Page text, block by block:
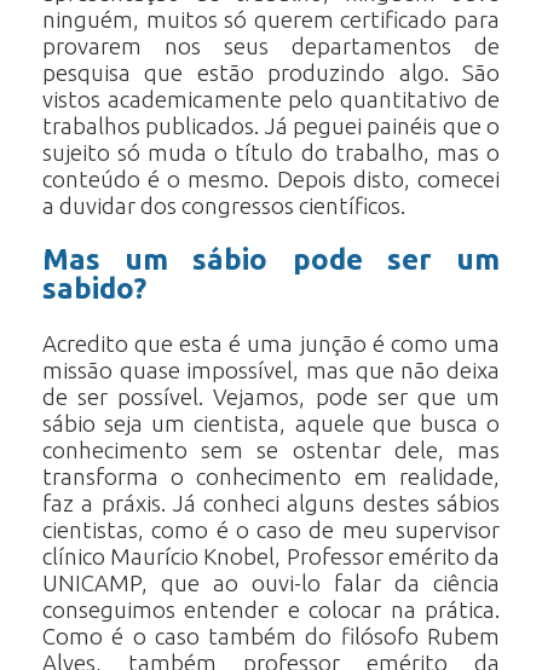
ninguém, muitos só querem certificado para
provarem nos seus departamentos de
pesquisa que estão produzindo algo. São
vistos academicamente pelo quantitativo de
trabalhos publicados. Já peguei painéis que o
sujeito só muda o título do trabalho, mas o
conteúdo é o mesmo. Depois disto, comecei
a duvidar dos congressos científicos.
Mas um sábio pode ser um
sabido?
Acredito que esta é uma junção é como uma
missão quase impossível, mas que não deixa
de ser possível. Vejamos, pode ser que um
sábio seja um cientista, aquele que busca o
conhecimento sem se ostentar dele, mas
transforma o conhecimento em realidade,
faz a práxis. Já conheci alguns destes sábios
cientistas, como é o caso de meu supervisor
clínico Maurício Knobel, Professor emérito da
UNICAMP, que ao ouvi-lo falar da ciência
conseguimos entender e colocar na prática.
Como é o caso também do filósofo Rubem
Alves, também professor emérito da